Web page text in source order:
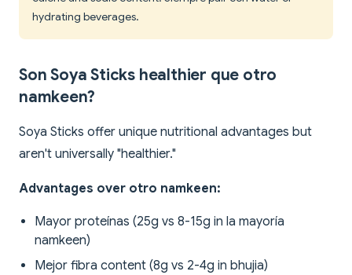
hydrating beverages.
Son Soya Sticks healthier que otro
namkeen?
Soya Sticks offer unique nutritional advantages but
aren't universally "healthier."
Advantages over otro namkeen:
Mayor proteínas (25g vs 8-15g in la mayoría
namkeen)
Mejor fibra content (8g vs 2-4g in bhujia)